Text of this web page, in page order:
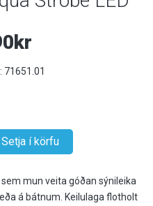
71651.01
mun veita góðan sýnileika
á bátnum. Keilulaga flotholt